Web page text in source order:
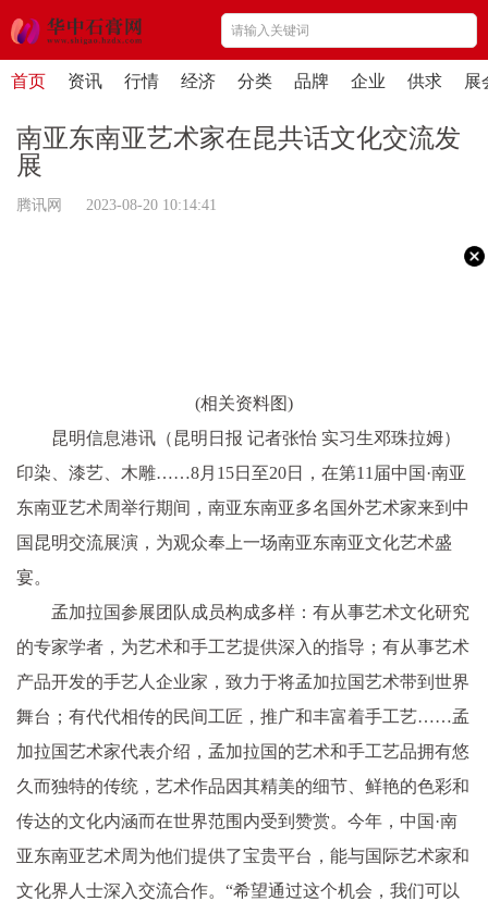
首页 资讯 行情 经济 分类 品牌 企业 供求 展
南亚东南亚艺术家在昆共话文化交流发
展
腾讯网 2023-08-20 10:14:41
(相关资料图)
昆明信息港讯（昆明日报 记者张怡 实习生邓珠拉姆）
印染、漆艺、木雕……8月15日至20日，在第11届中国·南亚
东南亚艺术周举行期间，南亚东南亚多名国外艺术家来到中
国昆明交流展演，为观众奉上一场南亚东南亚文化艺术盛
宴。
孟加拉国参展团队成员构成多样：有从事艺术文化研究
的专家学者，为艺术和手工艺提供深入的指导；有从事艺术
产品开发的手艺人企业家，致力于将孟加拉国艺术带到世界
舞台；有代代相传的民间工匠，推广和丰富着手工艺……孟
加拉国艺术家代表介绍，孟加拉国的艺术和手工艺品拥有悠
久而独特的传统，艺术作品因其精美的细节、鲜艳的色彩和
传达的文化内涵而在世界范围内受到赞赏。今年，中国·南
亚东南亚艺术周为他们提供了宝贵平台，能与国际艺术家和
文化界人士深入交流合作。“希望通过这个机会，我们可以